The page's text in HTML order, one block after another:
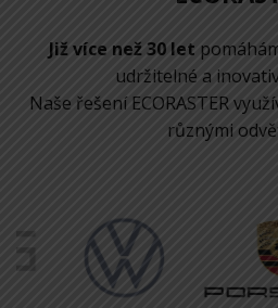
Již více než 30 let
udržitelné a
Naše řešení ECORASTER
různými